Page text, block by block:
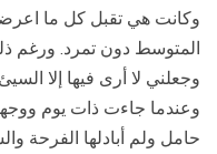
وكانت هي تقبل كل ما
المتوسط دون تمرد. ورغم
وجعلني لا أرى فيها إلا السيئ.
وعندما جاءت ذات يوم
حامل ولم أبادلها الفرحة